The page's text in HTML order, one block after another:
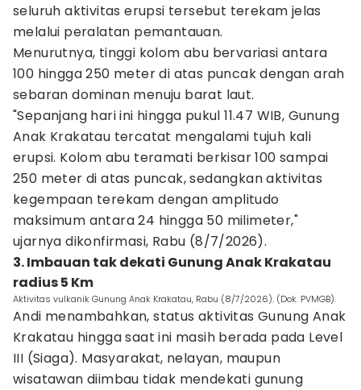
seluruh aktivitas erupsi tersebut terekam jelas
melalui peralatan pemantauan.
Menurutnya, tinggi kolom abu bervariasi antara
100 hingga 250 meter di atas puncak dengan arah
sebaran dominan menuju barat laut.
"Sepanjang hari ini hingga pukul 11.47 WIB, Gunung
Anak Krakatau tercatat mengalami tujuh kali
erupsi. Kolom abu teramati berkisar 100 sampai
250 meter di atas puncak, sedangkan aktivitas
kegempaan terekam dengan amplitudo
maksimum antara 24 hingga 50 milimeter,"
ujarnya dikonfirmasi, Rabu (8/7/2026).
3. Imbauan tak dekati Gunung Anak Krakatau
radius 5 Km
Aktivitas vulkanik Gunung Anak Krakatau, Rabu (8/7/2026). (Dok. PVMGB).
Andi menambahkan, status aktivitas Gunung Anak
Krakatau hingga saat ini masih berada pada Level
III (Siaga). Masyarakat, nelayan, maupun
wisatawan diimbau tidak mendekati gunung